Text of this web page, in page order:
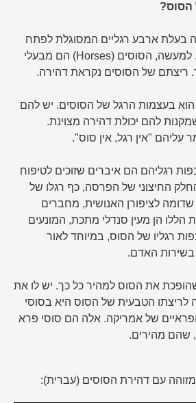
הסוס?
בעלת ארבע רגליים המסוגלת לפתח
מהירויות ריצה גדולות. למעשה, הסוסים (Horses) הם מבעלי
ריצתם של הסוסים נקראת דהירה.
בעצמות הרגל של הסוסים. יש להם
להם יכולת דהירה מצוינת.
עליהם "אין רגל, אין סוס".
רגליהם הם איברים שזוכים לטיפוח
החיצוני של הפרסה, כף רגלו של
לציפורן האנושית, מחברים
הן מעין סנדלי מתכת, המונעים
רגליו של הסוס, במיוחד לאור
האדם.
את הסוס למהיר כל כך. יש לו את
לריצתו הטבעית של הסוס היא בסוסי
של אמריקה. אלה הם סוסי פרא
שהם מהירים.
עם דהירת הסוסים (עברית):